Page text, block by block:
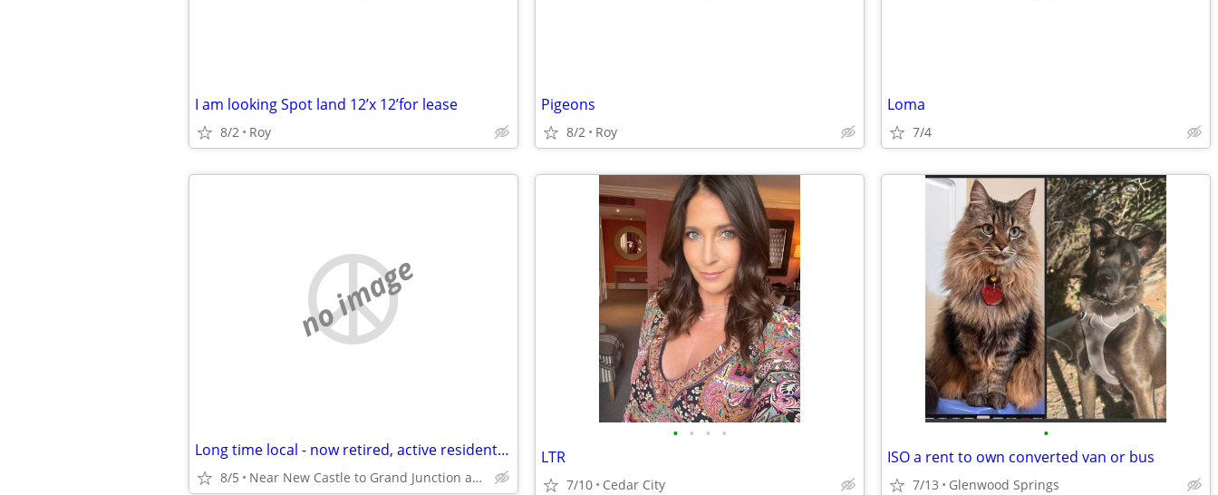
I am looking Spot land 12’x 12’for lease
8/2 Roy
Pigeons
8/2 Roy
Loma
7/4
no image
Long time local - now retired, active resident desires quiet apt.
8/5 Near New Castle to Grand Junction areas
• • • •
LTR
7/10 Cedar City
•
ISO a rent to own converted van or bus
7/13 Glenwood Springs